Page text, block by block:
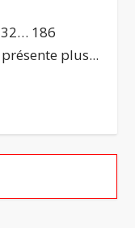
186
plus...